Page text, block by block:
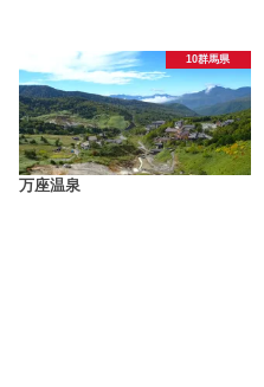
10群馬県
万座温泉